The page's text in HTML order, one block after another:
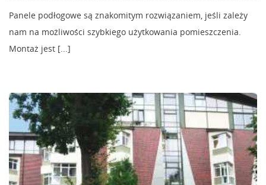
Panele podłogowe są znakomitym rozwiązaniem, jeśli zależy
nam na możliwości szybkiego użytkowania pomieszczenia.
Montaż jest [...]